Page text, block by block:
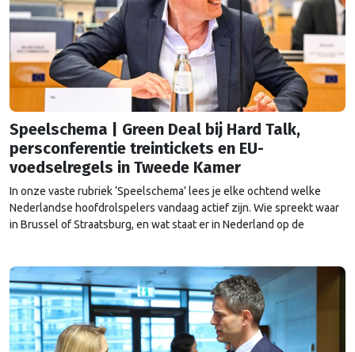
Speelschema | Green Deal bij Hard Talk,
persconferentie treintickets en EU-
voedselregels in Tweede Kamer
In onze vaste rubriek ‘Speelschema’ lees je elke ochtend welke
Nederlandse hoofdrolspelers vandaag actief zijn. Wie spreekt waar
in Brussel of Straatsburg, en wat staat er in Nederland op de